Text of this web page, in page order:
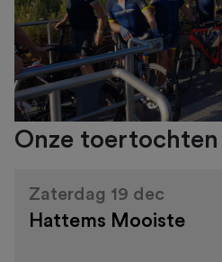
Onze toertochten
Zaterdag 19 dec
Hattems Mooiste